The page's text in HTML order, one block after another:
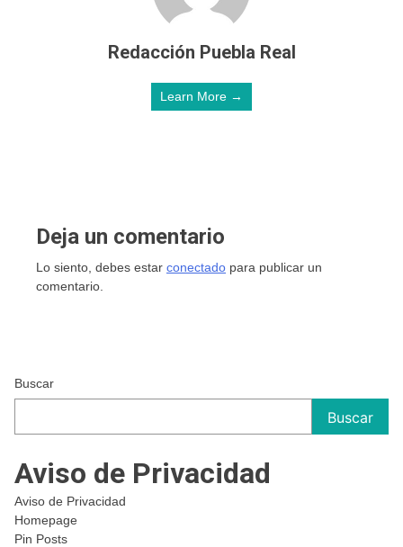
Redacción Puebla Real
Learn More →
Deja un comentario
Lo siento, debes estar conectado para publicar un
comentario.
Buscar
Buscar
Aviso de Privacidad
Aviso de Privacidad
Homepage
Pin Posts